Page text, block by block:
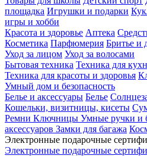
площадка Игрушки и подарки
игры и хобби
Красота и здоровье Аптека
Косметика Парфюмерия Бритье и
Уход за лицом Уход за волосами
Бытовая техника Техника для
Техника для красоты и здоровья
Умный дом и безопасность
Белье и аксессуары Белье
Кошельки, визитницы, кисеты
Ремни Ключницы Умные ручки и
аксессуаров Замки для багажа
Электронные подарочные
Электронные подарочные